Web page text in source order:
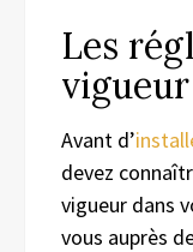
Les
vigueur
Avant d’
devez
vigueur dans
vous auprès